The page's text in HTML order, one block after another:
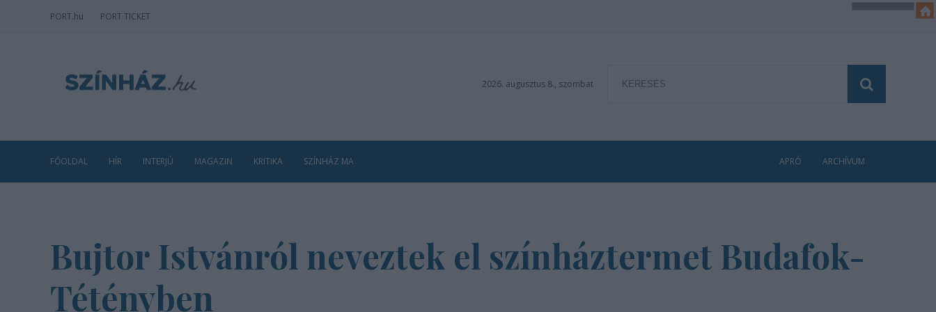
PORT.hu PORT TICKET
2026. augusztus 8., szombat
FŐOLDAL HÍR INTERJÚ MAGAZIN KRITIKA SZÍNHÁZ MA APRÓ ARCHÍVUM
Bujtor Istvánról neveztek el színháztermet Budafok-
Tétényben